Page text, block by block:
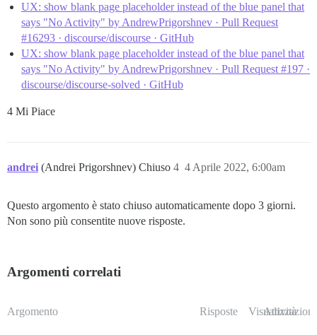
UX: show blank page placeholder instead of the blue panel that
says "No Activity" by AndrewPrigorshnev · Pull Request
#16293 · discourse/discourse · GitHub
UX: show blank page placeholder instead of the blue panel that
says "No Activity" by AndrewPrigorshnev · Pull Request #197 ·
discourse/discourse-solved · GitHub
4 Mi Piace
andrei (Andrei Prigorshnev) Chiuso 4 Aprile 2022, 6:00am
4
Questo argomento è stato chiuso automaticamente dopo 3 giorni.
Non sono più consentite nuove risposte.
Argomenti correlati
Argomento Risposte Visualizzazioni
Attività